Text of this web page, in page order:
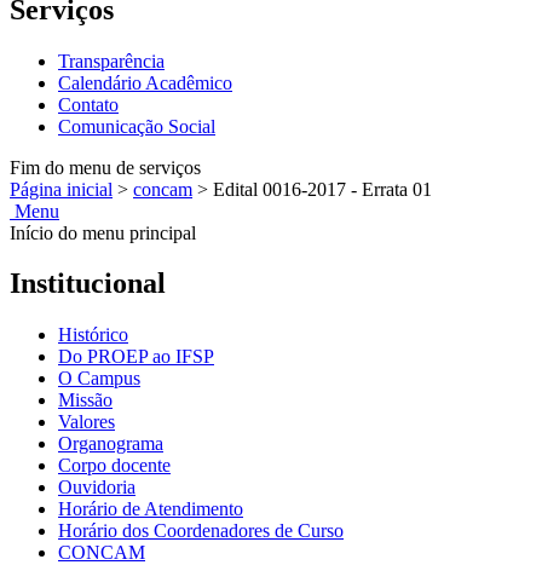
Serviços
Transparência
Calendário Acadêmico
Contato
Comunicação Social
Fim do menu de serviços
Página inicial > concam > Edital 0016-2017 - Errata 01
Menu
Início do menu principal
Institucional
Histórico
Do PROEP ao IFSP
O Campus
Missão
Valores
Organograma
Corpo docente
Ouvidoria
Horário de Atendimento
Horário dos Coordenadores de Curso
CONCAM